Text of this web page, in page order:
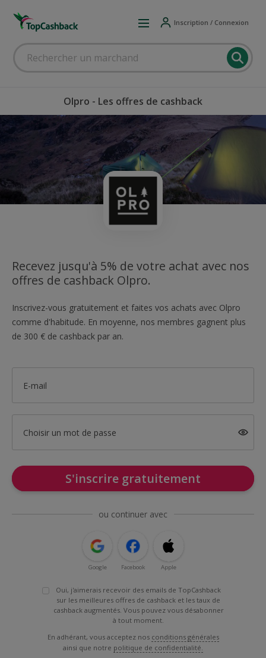
Inscription / Connexion
Olpro - Les offres de cashback
Recevez jusqu'à 5% de votre achat avec nos
offres de cashback Olpro.
Inscrivez-vous gratuitement et faites vos achats avec Olpro
comme d'habitude. En moyenne, nos membres gagnent plus
de 300 € de cashback par an.
E-mail
Choisir un mot de passe
S'inscrire gratuitement
ou continuer avec
Google Facebook Apple
Oui, j'aimerais recevoir des emails de TopCashback
sur les meilleures offres de cashback et les taux de
cashback augmentés. Vous pouvez vous désabonner
à tout moment.
En adhérant, vous acceptez nos conditions générales
ainsi que notre politique de confidentialité.